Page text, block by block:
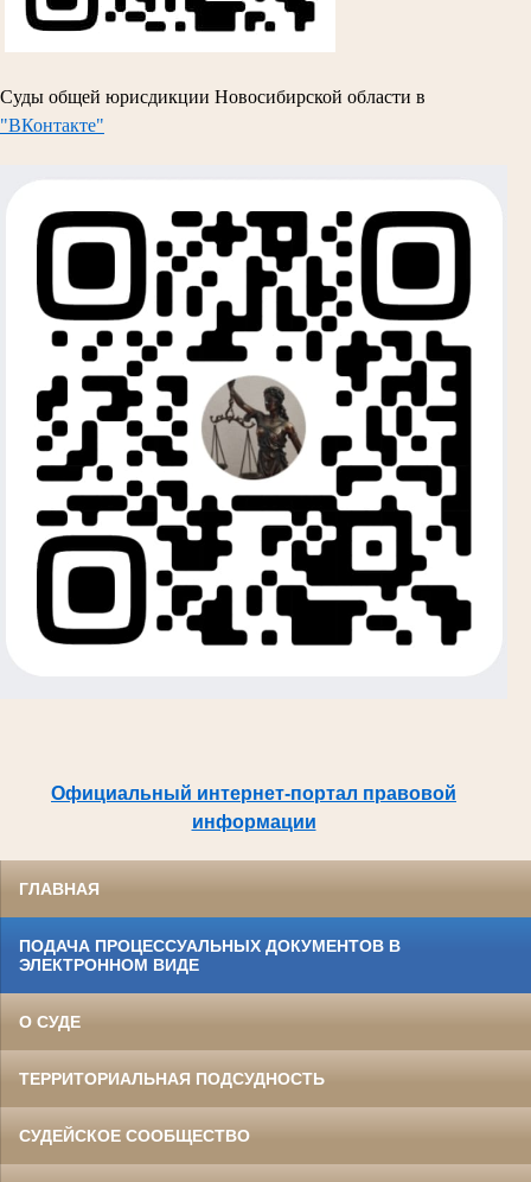
Суды общей юрисдикции Новосибирской области в
"ВКонтакте"
Официальный интернет-портал правовой
информации
ГЛАВНАЯ
ПОДАЧА ПРОЦЕССУАЛЬНЫХ ДОКУМЕНТОВ В
ЭЛЕКТРОННОМ ВИДЕ
О СУДЕ
ТЕРРИТОРИАЛЬНАЯ ПОДСУДНОСТЬ
СУДЕЙСКОЕ СООБЩЕСТВО